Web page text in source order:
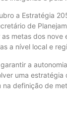
a Estratégia
de
metas dos
a nível local e
a
uma
definição de